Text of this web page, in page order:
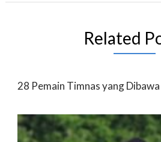
Related
28 Pemain Timnas yang